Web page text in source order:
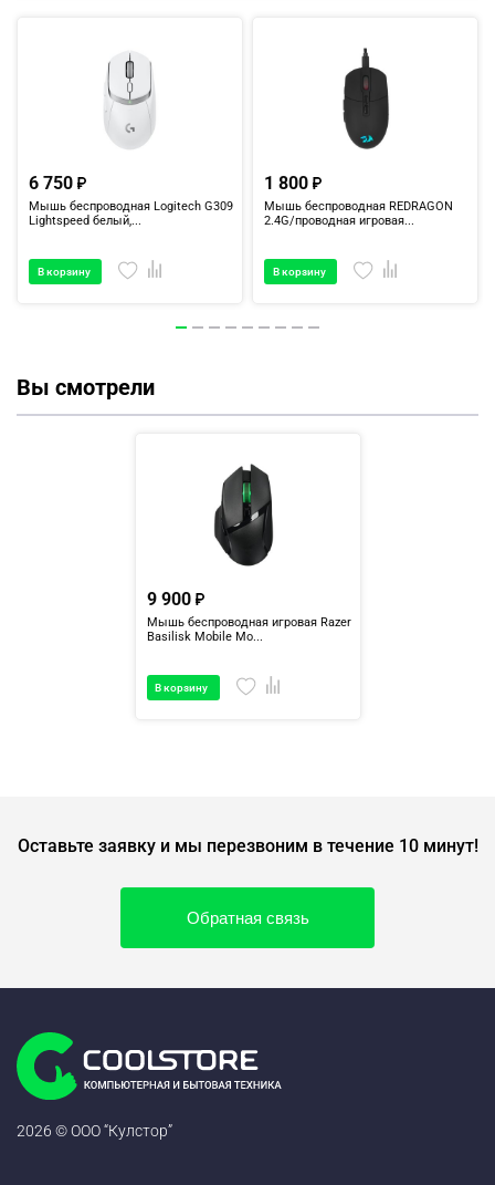
6 750
Мышь беспроводная Logitech G309
Lightspeed белый,...
В корзину
1 800
Мышь беспроводная REDRAGON
2.4G/проводная игровая...
В корзину
Вы смотрели
9 900
Мышь беспроводная игровая Razer
Basilisk Mobile Mo...
В корзину
Оставьте заявку и мы перезвоним в течение 10 минут!
Обратная связь
2026 © ООО “Кулстор”